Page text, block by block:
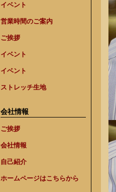
イベント
営業時間のご案内
ご挨拶
イベント
イベント
ストレッチ生地
会社情報
ご挨拶
会社情報
自己紹介
ホームページはこちらから